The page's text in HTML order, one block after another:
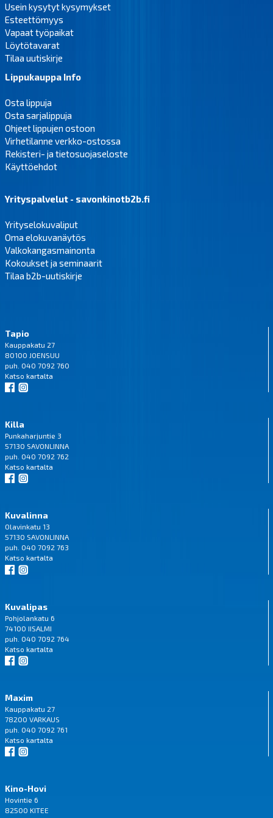
Usein kysytyt kysymykset
Esteettömyys
Vapaat työpaikat
Löytötavarat
Tilaa uutiskirje
Lippukauppa Info
Osta lippuja
Osta sarjalippuja
Ohjeet lippujen ostoon
Virhetilanne verkko-ostossa
Rekisteri- ja tietosuojaseloste
Käyttöehdot
Yrityspalvelut - savonkinotb2b.fi
Yrityselokuvaliput
Oma elokuvanäytös
Valkokangasmainonta
Kokoukset ja seminaarit
Tilaa b2b-uutiskirje
Tapio
Kauppakatu 27
80100 JOENSUU
puh. 040 7092 760
Katso kartalta
Killa
Punkaharjuntie 3
57130 SAVONLINNA
puh. 040 7092 762
Katso kartalta
Kuvalinna
Olavinkatu 13
57130 SAVONLINNA
puh. 040 7092 763
Katso kartalta
Kuvalipas
Pohjolankatu 6
74100 IISALMI
puh. 040 7092 764
Katso kartalta
Maxim
Kauppakatu 27
78200 VARKAUS
puh. 040 7092 761
Katso kartalta
Kino-Hovi
Hovintie 6
82500 KITEE